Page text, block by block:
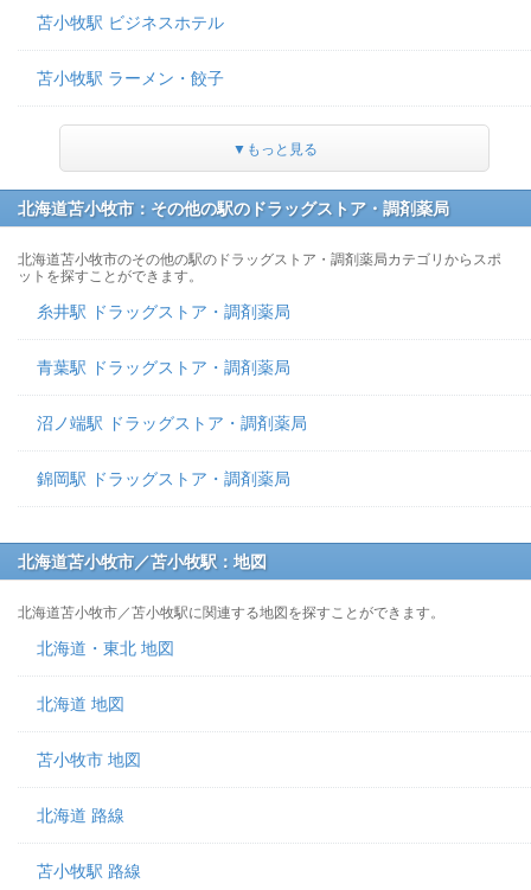
苫小牧駅 ビジネスホテル
苫小牧駅 ラーメン・餃子
▼もっと見る
北海道苫小牧市：その他の駅のドラッグストア・調剤薬局
北海道苫小牧市のその他の駅のドラッグストア・調剤薬局カテゴリからスポ
ットを探すことができます。
糸井駅 ドラッグストア・調剤薬局
青葉駅 ドラッグストア・調剤薬局
沼ノ端駅 ドラッグストア・調剤薬局
錦岡駅 ドラッグストア・調剤薬局
北海道苫小牧市／苫小牧駅：地図
北海道苫小牧市／苫小牧駅に関連する地図を探すことができます。
北海道・東北 地図
北海道 地図
苫小牧市 地図
北海道 路線
苫小牧駅 路線